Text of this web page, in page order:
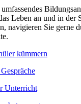
Leben an und in der
navigieren Sie gerne